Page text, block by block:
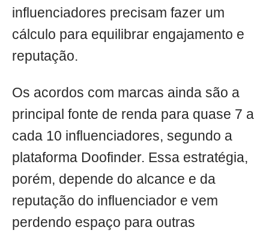
influenciadores precisam fazer um
cálculo para equilibrar engajamento e
reputação.
Os acordos com marcas ainda são a
principal fonte de renda para quase 7 a
cada 10 influenciadores, segundo a
plataforma Doofinder. Essa estratégia,
porém, depende do alcance e da
reputação do influenciador e vem
perdendo espaço para outras